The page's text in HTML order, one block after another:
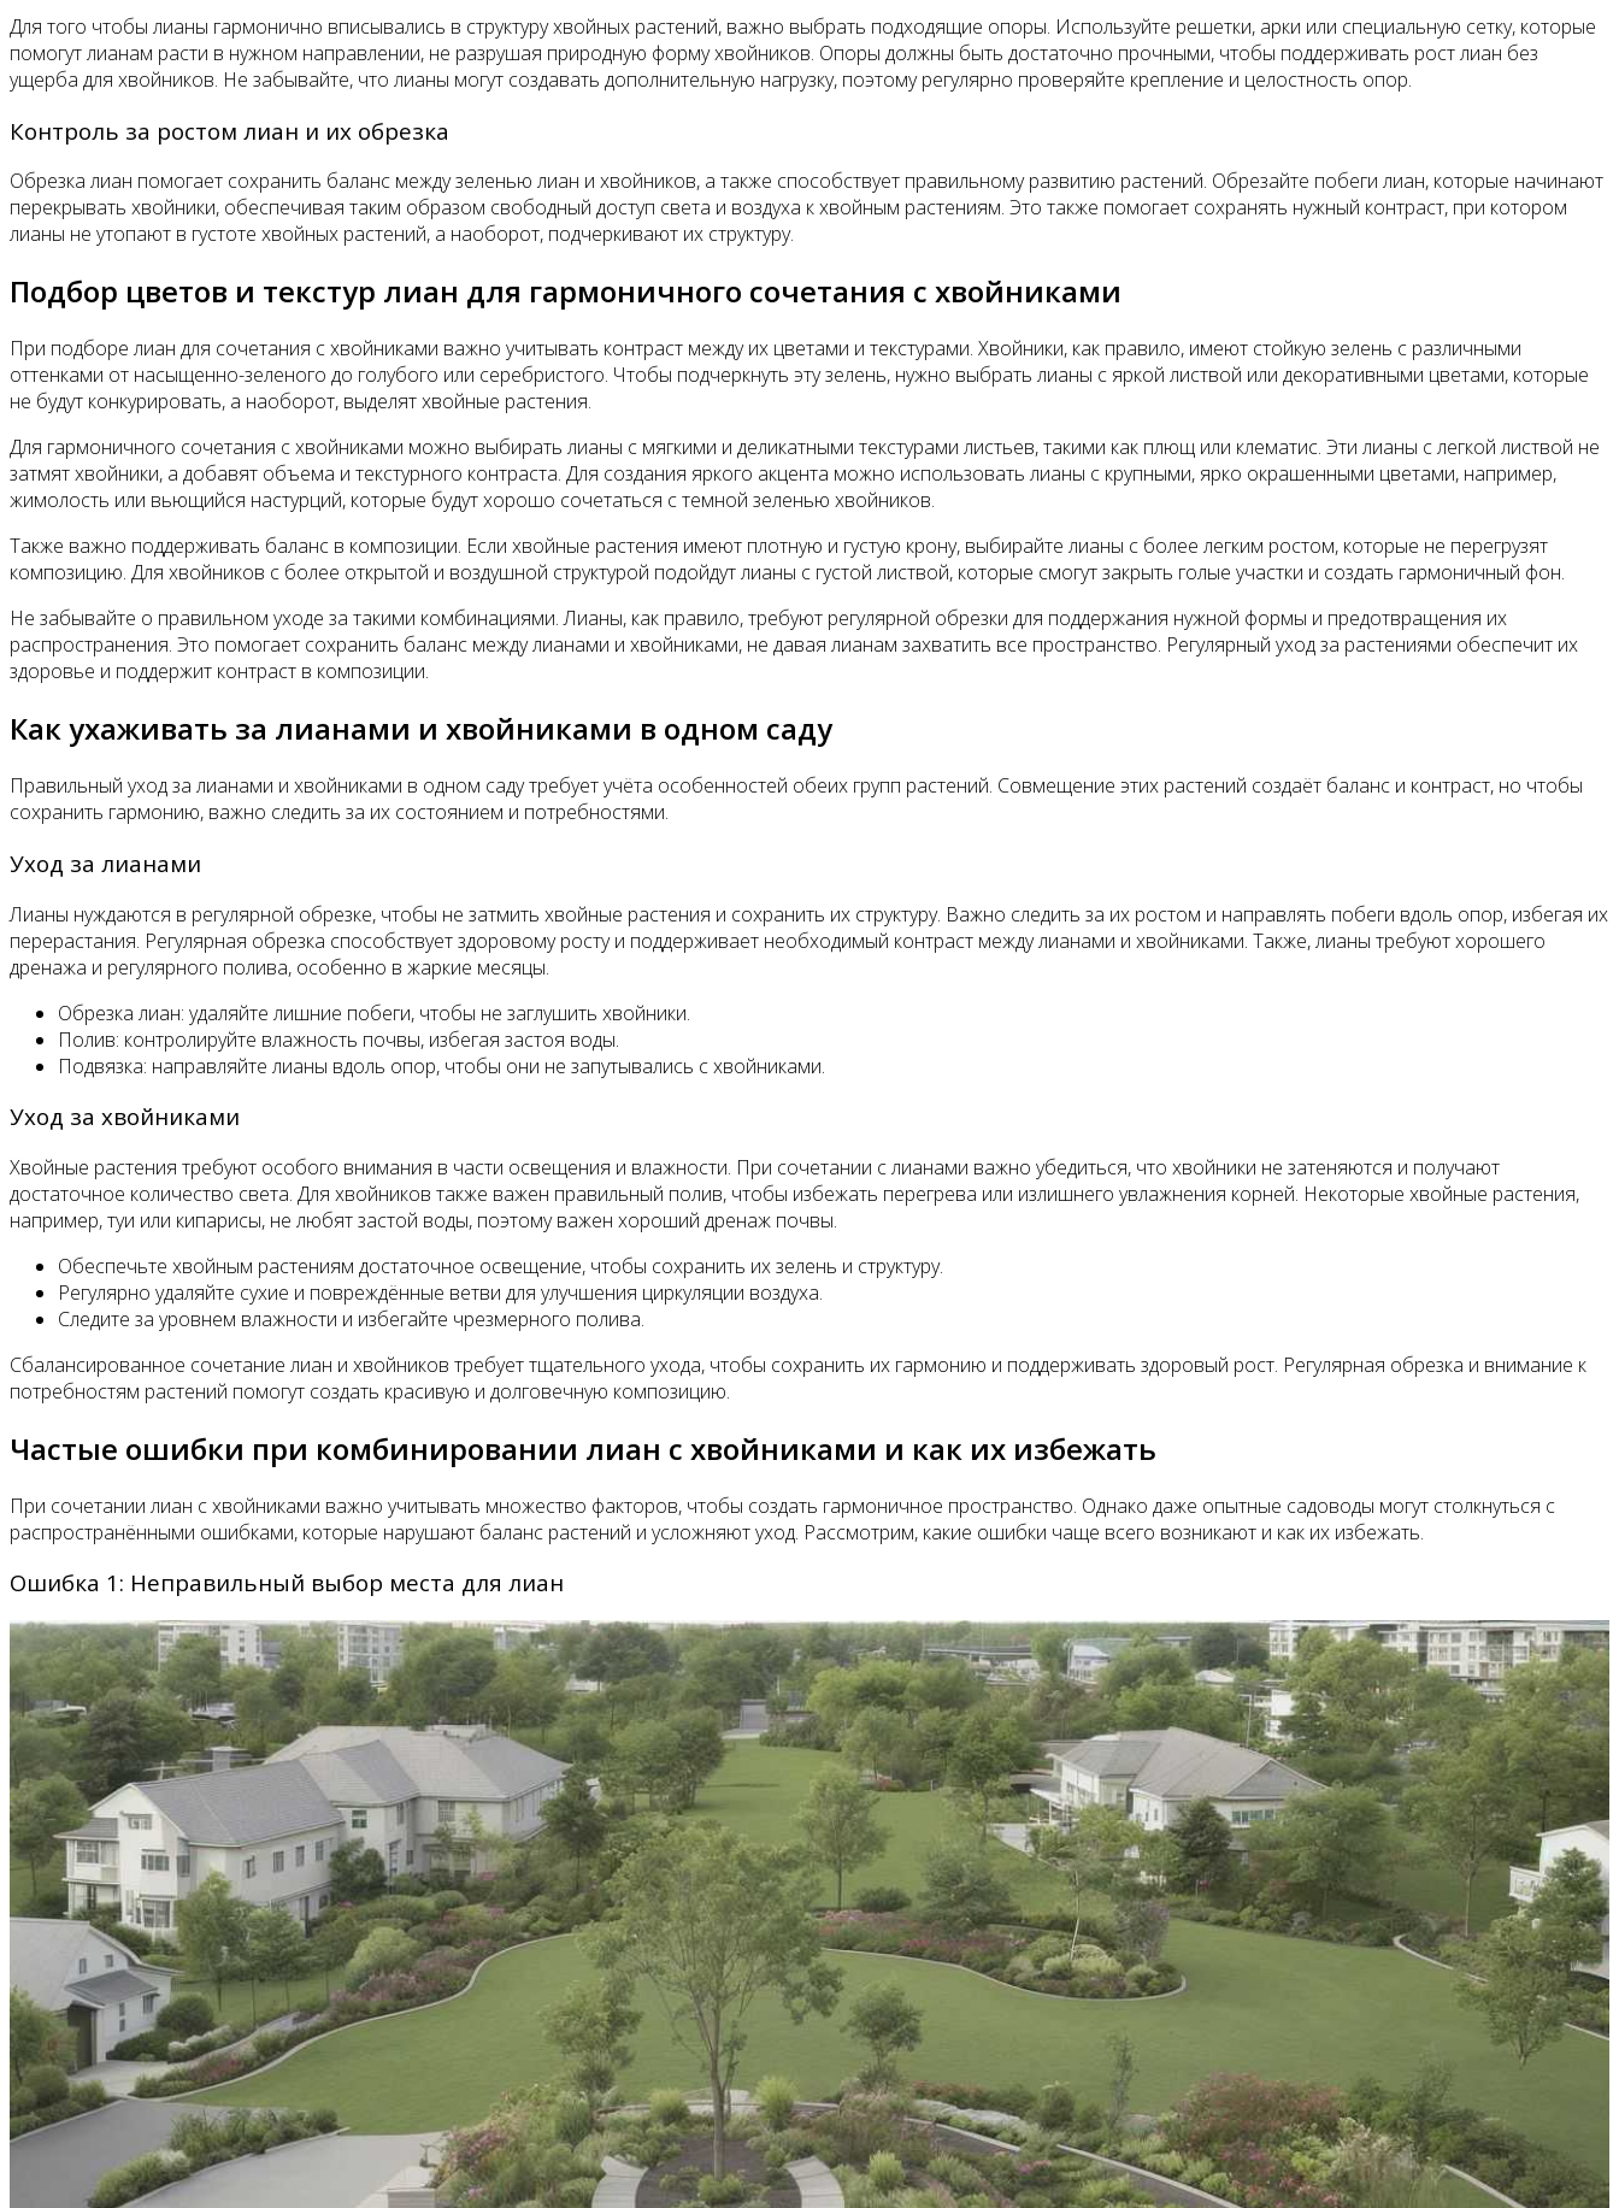
Для того чтобы лианы гармонично вписывались в структуру хвойных растений, важно выбрать подходящие опоры. Используйте решетки, арки или специальную сетку, которые
помогут лианам расти в нужном направлении, не разрушая природную форму хвойников. Опоры должны быть достаточно прочными, чтобы поддерживать рост лиан без
ущерба для хвойников. Не забывайте, что лианы могут создавать дополнительную нагрузку, поэтому регулярно проверяйте крепление и целостность опор.
Контроль за ростом лиан и их обрезка
Обрезка лиан помогает сохранить баланс между зеленью лиан и хвойников, а также способствует правильному развитию растений. Обрезайте побеги лиан, которые начинают
перекрывать хвойники, обеспечивая таким образом свободный доступ света и воздуха к хвойным растениям. Это также помогает сохранять нужный контраст, при котором
лианы не утопают в густоте хвойных растений, а наоборот, подчеркивают их структуру.
Подбор цветов и текстур лиан для гармоничного сочетания с хвойниками
При подборе лиан для сочетания с хвойниками важно учитывать контраст между их цветами и текстурами. Хвойники, как правило, имеют стойкую зелень с различными
оттенками от насыщенно-зеленого до голубого или серебристого. Чтобы подчеркнуть эту зелень, нужно выбрать лианы с яркой листвой или декоративными цветами, которые
не будут конкурировать, а наоборот, выделят хвойные растения.
Для гармоничного сочетания с хвойниками можно выбирать лианы с мягкими и деликатными текстурами листьев, такими как плющ или клематис. Эти лианы с легкой листвой не
затмят хвойники, а добавят объема и текстурного контраста. Для создания яркого акцента можно использовать лианы с крупными, ярко окрашенными цветами, например,
жимолость или вьющийся настурций, которые будут хорошо сочетаться с темной зеленью хвойников.
Также важно поддерживать баланс в композиции. Если хвойные растения имеют плотную и густую крону, выбирайте лианы с более легким ростом, которые не перегрузят
композицию. Для хвойников с более открытой и воздушной структурой подойдут лианы с густой листвой, которые смогут закрыть голые участки и создать гармоничный фон.
Не забывайте о правильном уходе за такими комбинациями. Лианы, как правило, требуют регулярной обрезки для поддержания нужной формы и предотвращения их
распространения. Это помогает сохранить баланс между лианами и хвойниками, не давая лианам захватить все пространство. Регулярный уход за растениями обеспечит их
здоровье и поддержит контраст в композиции.
Как ухаживать за лианами и хвойниками в одном саду
Правильный уход за лианами и хвойниками в одном саду требует учёта особенностей обеих групп растений. Совмещение этих растений создаёт баланс и контраст, но чтобы
сохранить гармонию, важно следить за их состоянием и потребностями.
Уход за лианами
Лианы нуждаются в регулярной обрезке, чтобы не затмить хвойные растения и сохранить их структуру. Важно следить за их ростом и направлять побеги вдоль опор, избегая их
перерастания. Регулярная обрезка способствует здоровому росту и поддерживает необходимый контраст между лианами и хвойниками. Также, лианы требуют хорошего
дренажа и регулярного полива, особенно в жаркие месяцы.
Обрезка лиан: удаляйте лишние побеги, чтобы не заглушить хвойники.
Полив: контролируйте влажность почвы, избегая застоя воды.
Подвязка: направляйте лианы вдоль опор, чтобы они не запутывались с хвойниками.
Уход за хвойниками
Хвойные растения требуют особого внимания в части освещения и влажности. При сочетании с лианами важно убедиться, что хвойники не затеняются и получают
достаточное количество света. Для хвойников также важен правильный полив, чтобы избежать перегрева или излишнего увлажнения корней. Некоторые хвойные растения,
например, туи или кипарисы, не любят застой воды, поэтому важен хороший дренаж почвы.
Обеспечьте хвойным растениям достаточное освещение, чтобы сохранить их зелень и структуру.
Регулярно удаляйте сухие и повреждённые ветви для улучшения циркуляции воздуха.
Следите за уровнем влажности и избегайте чрезмерного полива.
Сбалансированное сочетание лиан и хвойников требует тщательного ухода, чтобы сохранить их гармонию и поддерживать здоровый рост. Регулярная обрезка и внимание к
потребностям растений помогут создать красивую и долговечную композицию.
Частые ошибки при комбинировании лиан с хвойниками и как их избежать
При сочетании лиан с хвойниками важно учитывать множество факторов, чтобы создать гармоничное пространство. Однако даже опытные садоводы могут столкнуться с
распространёнными ошибками, которые нарушают баланс растений и усложняют уход. Рассмотрим, какие ошибки чаще всего возникают и как их избежать.
Ошибка 1: Неправильный выбор места для лиан